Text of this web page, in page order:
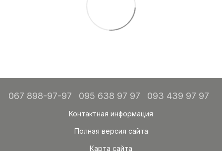
067 898-97-97 095 638 97 97 093 439 97 97
Контактная информация
Полная версия сайта
Карта сайта